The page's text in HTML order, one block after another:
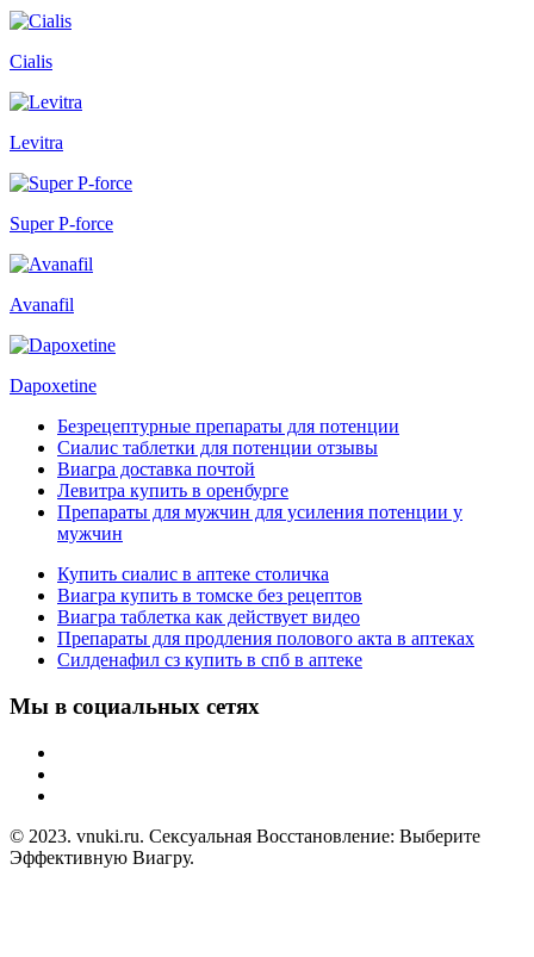
Cialis
Levitra
Super P-force
Avanafil
Dapoxetine
Безрецептурные препараты для потенции
Сиалис таблетки для потенции отзывы
Виагра доставка почтой
Левитра купить в оренбурге
Препараты для мужчин для усиления потенции у
мужчин
Купить сиалис в аптеке столичка
Виагра купить в томске без рецептов
Виагра таблетка как действует видео
Препараты для продления полового акта в аптеках
Силденафил сз купить в спб в аптеке
Мы в социальных сетях
© 2023. vnuki.ru. Сексуальная Восстановление: Выберите
Эффективную Виагру.